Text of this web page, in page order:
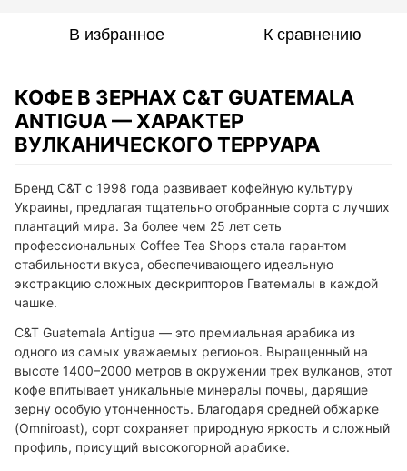
В избранное К сравнению
КОФЕ В ЗЕРНАХ C&T GUATEMALA
ANTIGUA — ХАРАКТЕР
ВУЛКАНИЧЕСКОГО ТЕРРУАРА
Бренд C&T с 1998 года развивает кофейную культуру
Украины, предлагая тщательно отобранные сорта с лучших
плантаций мира. За более чем 25 лет сеть
профессиональных Coffee Tea Shops стала гарантом
стабильности вкуса, обеспечивающего идеальную
экстракцию сложных дескрипторов Гватемалы в каждой
чашке.
C&T Guatemala Antigua — это премиальная арабика из
одного из самых уважаемых регионов. Выращенный на
высоте 1400–2000 метров в окружении трех вулканов, этот
кофе впитывает уникальные минералы почвы, дарящие
зерну особую утонченность. Благодаря средней обжарке
(Omniroast), сорт сохраняет природную яркость и сложный
профиль, присущий высокогорной арабике.